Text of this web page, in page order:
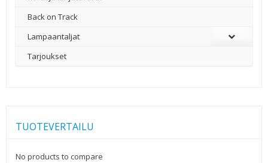
Back on Track
Lampaantaljat
Tarjoukset
TUOTEVERTAILU
No products to compare